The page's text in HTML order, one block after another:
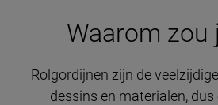
Waarom zou
Rolgordijnen zijn de
dessins en materialen,